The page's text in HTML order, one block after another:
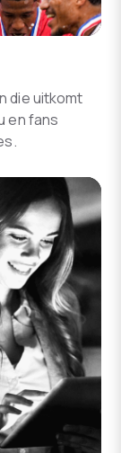
die uitkomt
en fans